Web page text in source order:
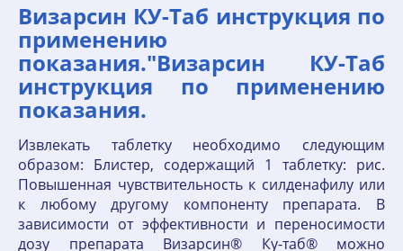
Визарсин КУ-Таб инструкция по
применению
показания."Визарсин КУ-Таб
инструкция по применению
показания.
Извлекать таблетку необходимо следующим
образом: Блистер, содержащий 1 таблетку: рис.
Повышенная чувствительность к силденафилу или
к любому другому компоненту препарата. В
зависимости от эффективности и переносимости
дозу препарата Визарсин® Ку-таб® можно